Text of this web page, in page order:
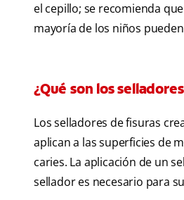
el cepillo; se recomienda
mayoría de los niños
¿Qué son los
Los selladores de fisuras
aplican a las superficies de
caries. La aplicación de un
sellador es necesario para